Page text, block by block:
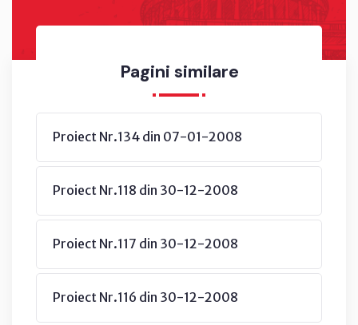
Pagini similare
Proiect Nr.134 din 07-01-2008
Proiect Nr.118 din 30-12-2008
Proiect Nr.117 din 30-12-2008
Proiect Nr.116 din 30-12-2008